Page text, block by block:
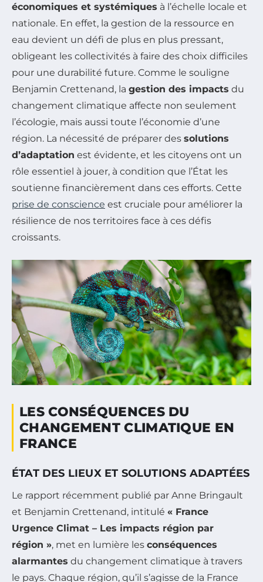
économiques et systémiques à l’échelle locale et
nationale. En effet, la gestion de la ressource en
eau devient un défi de plus en plus pressant,
obligeant les collectivités à faire des choix difficiles
pour une durabilité future. Comme le souligne
Benjamin Crettenand, la gestion des impacts du
changement climatique affecte non seulement
l’écologie, mais aussi toute l’économie d’une
région. La nécessité de préparer des solutions
d’adaptation est évidente, et les citoyens ont un
rôle essentiel à jouer, à condition que l’État les
soutienne financièrement dans ces efforts. Cette
prise de conscience est cruciale pour améliorer la
résilience de nos territoires face à ces défis
croissants.
LES CONSÉQUENCES DU
CHANGEMENT CLIMATIQUE EN
FRANCE
ÉTAT DES LIEUX ET SOLUTIONS ADAPTÉES
Le rapport récemment publié par Anne Bringault
et Benjamin Crettenand, intitulé « France
Urgence Climat – Les impacts région par
région », met en lumière les conséquences
alarmantes du changement climatique à travers
le pays. Chaque région, qu’il s’agisse de la France